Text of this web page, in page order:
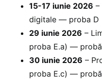
15-17 iunie 2026 –
digitale — proba D
29 iunie 2026 –
proba E.a) —
30 iunie 2026 –
proba E.c) —